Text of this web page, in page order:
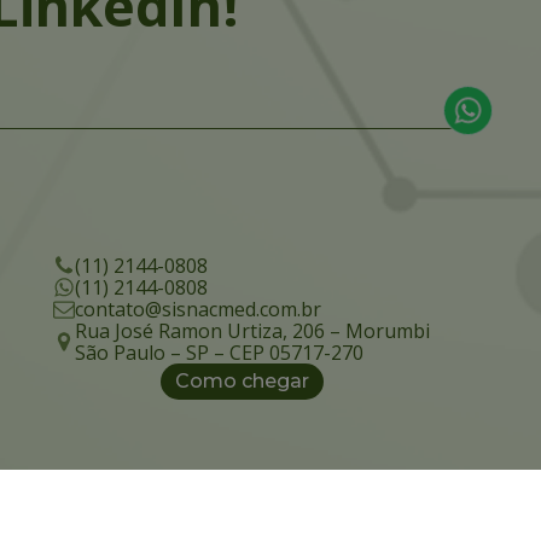
(11) 2144-0808
(11) 2144-0808
contato@sisnacmed.com.br
Rua José Ramon Urtiza, 206 – Morumbi
São Paulo – SP – CEP 05717-270
Como chegar